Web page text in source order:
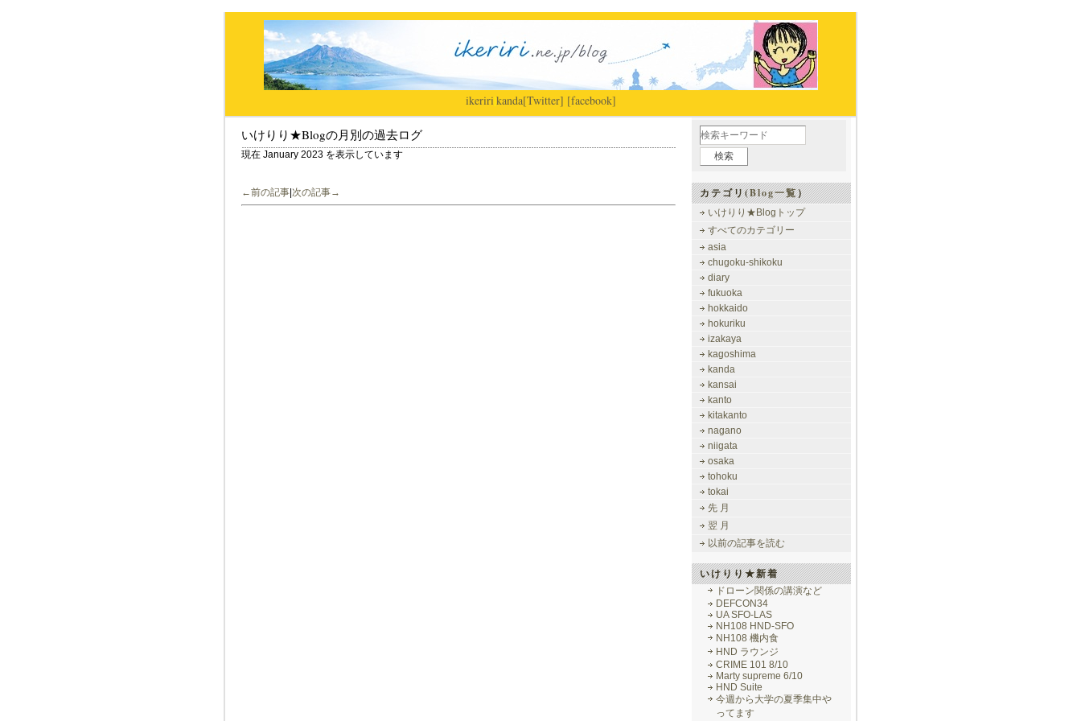
ikeriri|kanda[Twitter] [facebook]
いけりり★Blogの月別の過去ログ
現在 January 2023 を表示しています
←前の記事 次の記事→ カテゴリ(Blog一覧）
いけりり★Blogトップ
すべてのカテゴリー
asia
chugoku-shikoku
diary
fukuoka
hokkaido
hokuriku
izakaya
kagoshima
kanda
kansai
kanto
kitakanto
nagano
niigata
osaka
tohoku
tokai
先 月
翌 月
以前の記事を読む
いけりり★新着
ドローン関係の講演など
DEFCON34
UA SFO-LAS
NH108 HND-SFO
NH108 機内食
HND ラウンジ
CRIME 101 8/10
Marty supreme 6/10
HND Suite
今週から大学の夏季集中や
ってます